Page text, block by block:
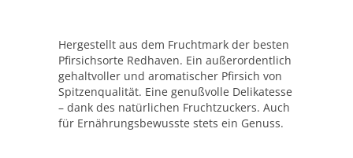
Hergestellt aus dem Fruchtmark der besten
Pfirsichsorte Redhaven. Ein außerordentlich
gehaltvoller und aromatischer Pfirsich von
Spitzenqualität. Eine genußvolle Delikatesse
– dank des natürlichen Fruchtzuckers. Auch
für Ernährungsbewusste stets ein Genuss.